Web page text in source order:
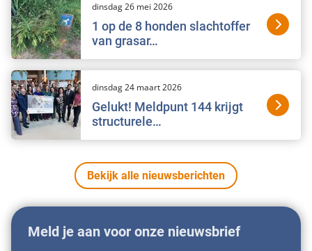
dinsdag 26 mei 2026
1 op de 8 honden slachtoffer
van grasar…
dinsdag 24 maart 2026
Gelukt! Meldpunt 144 krijgt
structurele…
Bekijk alle nieuwsberichten
Meld je aan voor onze nieuwsbrief